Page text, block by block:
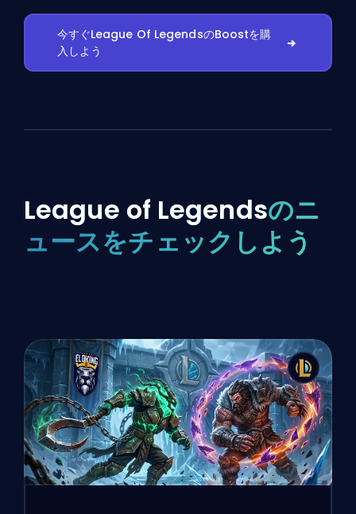
今すぐLeague Of LegendsのBoostを購
入しよう
League of Legendsのニ
ュースをチェックしよう